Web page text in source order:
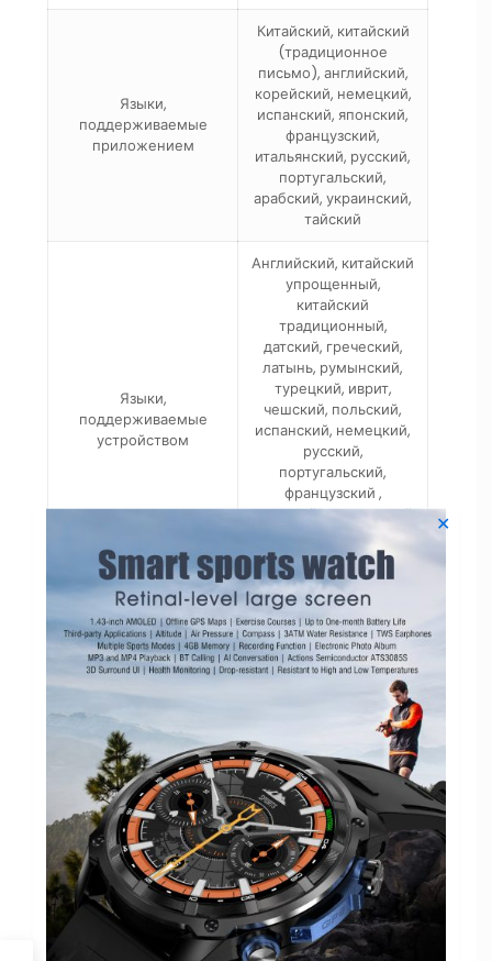
Языки,
поддерживаемые
приложением
Китайский, китайский
(традиционное
письмо), английский,
корейский, немецкий,
испанский, японский,
французский,
итальянский, русский,
португальский,
арабский, украинский,
тайский
Языки,
поддерживаемые
устройством
Английский, китайский
упрощенный,
китайский
традиционный,
датский, греческий,
латынь, румынский,
турецкий, иврит,
чешский, польский,
испанский, немецкий,
русский,
португальский,
французский ,
японский, итальянский,
вьетнамский,
корейский, арабский,
персидский
Язык руководства
(нейтральный, бренд
не обязателен)
Китайский, английский
Чип RTL8762DK
ОС Android Android 6.0 и выше
IOS Apple iOS 10.0 и выше
Датчик сердечного
ритма
Zhangheng BD1773 (с
датчиком внешнего
контроля)
✕